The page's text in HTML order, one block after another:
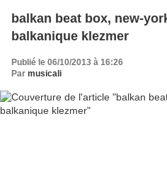
balkan beat box, new-
balkanique klezmer
Publié le 06/10/2013 à 16:26
Par musicali